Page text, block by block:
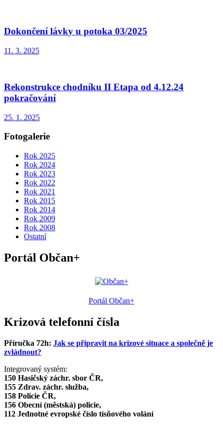
Dokončení lávky u potoka 03/2025
11. 3. 2025
Rekonstrukce chodníku II Etapa od 4.12.24
pokračování
25. 1. 2025
Fotogalerie
Rok 2025
Rok 2024
Rok 2023
Rok 2022
Rok 2021
Rok 2015
Rok 2014
Rok 2009
Rok 2008
Ostatní
Portál Občan+
Portál Občan+
Krizová telefonní čísla
Příručka 72h: Jak se připravit na krizové situace a společně je
zvládnout?
Integrovaný systém:
150 Hasičský záchr. sbor ČR,
155 Zdrav. záchr. služba,
158 Policie ČR,
156 Obecní (městská) policie,
112 Jednotné evropské číslo tísňového volání